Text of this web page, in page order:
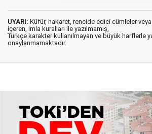
UYARI: Küfür, hakaret, rencide edici cümleler veya
içeren, imla kuralları ile yazılmamış,
Türkçe karakter kullanılmayan ve büyük harflerle
onaylanmamaktadır.